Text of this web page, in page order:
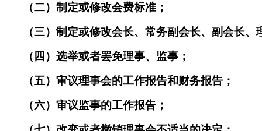
（二）制定或修改会费标准；
（三）制定或修改会长、常务副会长、副会长、
（ 四 ）选举或者罢免理事、监事；
（五）审议理事会的工作报告和财务报告；
（六）审议监事的工作报告；